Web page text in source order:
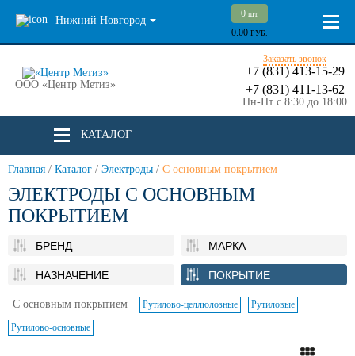
Нижний Новгород
0 шт.
0.00 РУБ.
ООО «Центр Метиз»
Заказать звонок
+7 (831) 413-15-29
+7 (831) 411-13-62
Пн-Пт с 8:30 до 18:00
КАТАЛОГ
Главная / Каталог / Электроды / С основным покрытием
ЭЛЕКТРОДЫ С ОСНОВНЫМ
ПОКРЫТИЕМ
БРЕНД МАРКА
НАЗНАЧЕНИЕ ПОКРЫТИЕ
С основным покрытием Рутилово-целлюлозные Рутиловые
Рутилово-основные